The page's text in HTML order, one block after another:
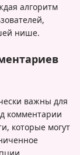
алгоритм
нише.
важны для
комментарии
которые могут